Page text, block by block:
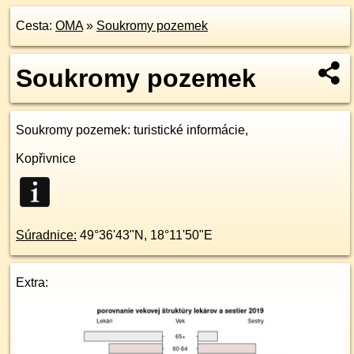
Cesta: OMA» Soukromy pozemek
Soukromy pozemek
Soukromy pozemek: turistické informácie,
Kopřivnice
Súradnice: 49°36'43"N , 18°11'50"E
Extra: